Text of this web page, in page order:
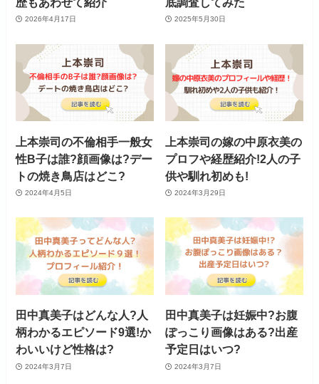
2026年4月17日 2025年5月30日
上本崇司の不倫相手一般女
性B子は誰?顔画像は?デー
トの焼き鳥店はどこ?
2024年4月5日
上本崇司の嫁の中原衣美の
プロフや経歴紹介!2人の子
供や馴れ初めも!
2024年3月29日
田中真美子はどんな人?人
柄わかるエピソード9選!か
わいいけど性格は?
2024年3月7日
田中真美子は妊娠中?お腹
ぽっこり画像はある?出産
予定日はいつ?
2024年3月7日